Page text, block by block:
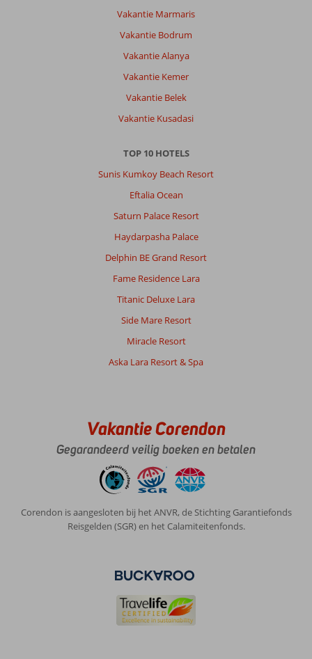
Vakantie Marmaris
Vakantie Bodrum
Vakantie Alanya
Vakantie Kemer
Vakantie Belek
Vakantie Kusadasi
TOP 10 HOTELS
Sunis Kumkoy Beach Resort
Eftalia Ocean
Saturn Palace Resort
Haydarpasha Palace
Delphin BE Grand Resort
Fame Residence Lara
Titanic Deluxe Lara
Side Mare Resort
Miracle Resort
Aska Lara Resort & Spa
Vakantie Corendon
Gegarandeerd veilig boeken en betalen
Corendon is aangesloten bij het ANVR, de Stichting Garantiefonds
Reisgelden (SGR) en het Calamiteitenfonds.